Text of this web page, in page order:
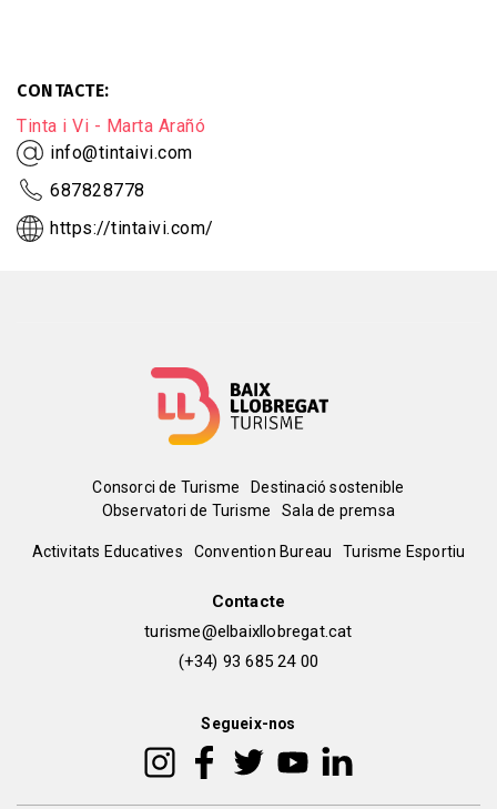
CONTACTE
Tinta i Vi - Marta Arañó
info@tintaivi.com
687828778
https://tintaivi.com/
Menú
del
Consorci de Turisme
Destinació sostenible
Observatori de Turisme
Sala de premsa
Peu
Activitats Educatives Convention Bureau Turisme Esportiu
Contacte
turisme@elbaixllobregat.cat
(+34) 93 685 24 00
Segueix-nos